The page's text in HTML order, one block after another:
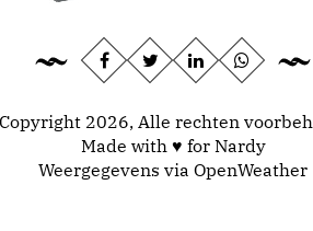
2026, Alle rechten
Made with ♥ for Nardy
Weergegevens via OpenWeather